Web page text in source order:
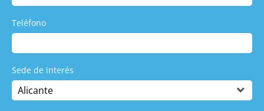
Teléfono
Sede de interés